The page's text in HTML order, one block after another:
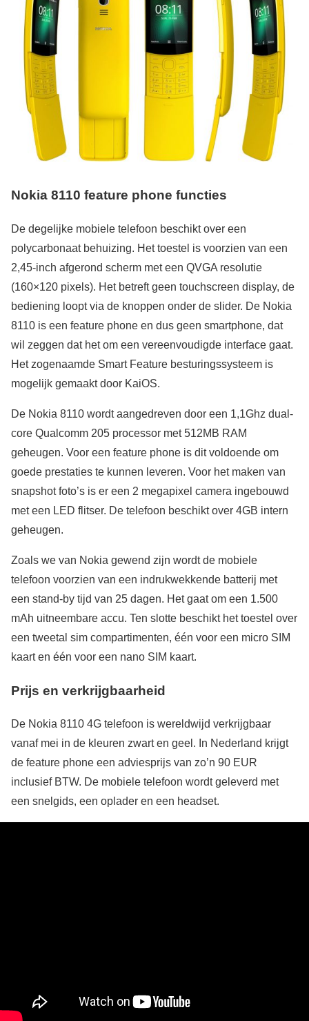
Nokia 8110 feature phone functies
De degelijke mobiele telefoon beschikt over een
polycarbonaat behuizing. Het toestel is voorzien van een
2,45-inch afgerond scherm met een QVGA resolutie
(160×120 pixels). Het betreft geen touchscreen display, de
bediening loopt via de knoppen onder de slider. De Nokia
8110 is een feature phone en dus geen smartphone, dat
wil zeggen dat het om een vereenvoudigde interface gaat.
Het zogenaamde Smart Feature besturingssysteem is
mogelijk gemaakt door KaiOS.
De Nokia 8110 wordt aangedreven door een 1,1Ghz dual-
core Qualcomm 205 processor met 512MB RAM
geheugen. Voor een feature phone is dit voldoende om
goede prestaties te kunnen leveren. Voor het maken van
snapshot foto’s is er een 2 megapixel camera ingebouwd
met een LED flitser. De telefoon beschikt over 4GB intern
geheugen.
Zoals we van Nokia gewend zijn wordt de mobiele
telefoon voorzien van een indrukwekkende batterij met
een stand-by tijd van 25 dagen. Het gaat om een 1.500
mAh uitneembare accu. Ten slotte beschikt het toestel over
een tweetal sim compartimenten, één voor een micro SIM
kaart en één voor een nano SIM kaart.
Prijs en verkrijgbaarheid
De Nokia 8110 4G telefoon is wereldwijd verkrijgbaar
vanaf mei in de kleuren zwart en geel. In Nederland krijgt
de feature phone een adviesprijs van zo’n 90 EUR
inclusief BTW. De mobiele telefoon wordt geleverd met
een snelgids, een oplader en een headset.